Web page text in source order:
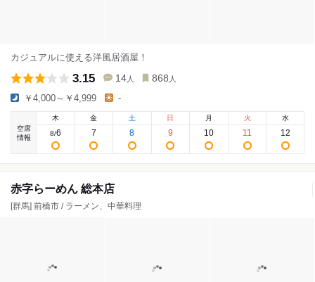
カジュアルに使える洋風居酒屋！
3.15 14 人 868 人
￥4,000～￥4,999 -
空席
情報
木
8/6
金
7
土
8
日
9
月
10
火
11
水
12
赤字らーめん 総本店
[群馬] 前橋市 / ラーメン、中華料理